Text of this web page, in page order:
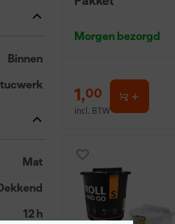
Binnen
Mat
12 h
Morgen bezorgd
1,00
incl. BTW